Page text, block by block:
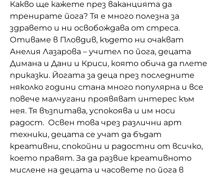
Домашен любимец
Питаме Ви
До ре ми
Какво ще кажете през ваканцията да
тренирате йога? Тя е много полезна за
здравето и ни освобождава от стреса.
Отиваме в Пловдив, където ни очакват
Анелия Лазарова – учител по йога, децата
Димана и Дани и Криси, която обича да плете
приказки. Йогата за деца през последните
няколко години стана много популярна и все
повече малчугани проявяват интерес към
нея. Тя възпитава, успокоява и им носи
радост. Освен това чрез различни арт
техники, децата се учат да бъдат
креативни, спокойни и радостни от всичко,
което правят. За да развие креативното
мислене на децата и часовете по йога в